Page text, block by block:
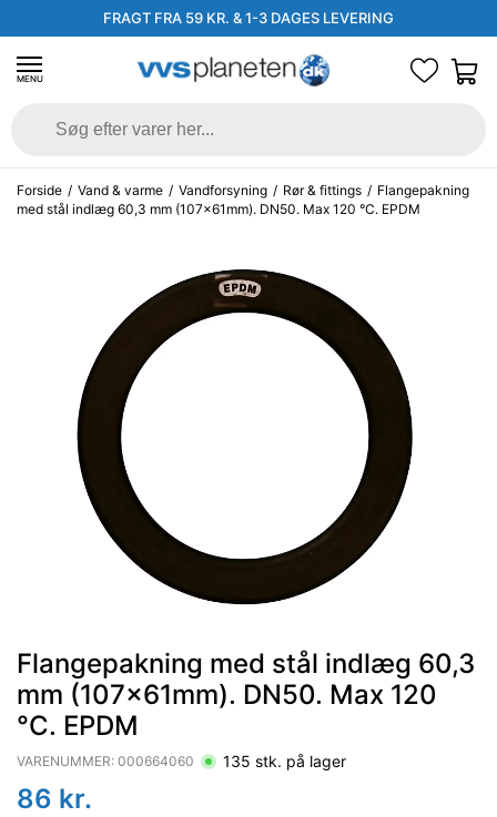
FRAGT FRA 59 KR. & 1-3 DAGES LEVERING
MENU
Forside / Vand & varme / Vandforsyning / Rør & fittings / Flangepakning
med stål indlæg 60,3 mm (107x61mm). DN50. Max 120 °C. EPDM
Flangepakning med stål indlæg 60,3
mm (107x61mm). DN50. Max 120
°C. EPDM
VARENUMMER: 000664060 135 stk. på lager
86 kr.